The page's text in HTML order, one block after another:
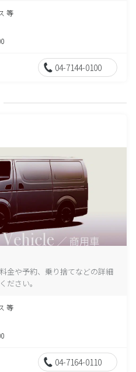
等
04-7144-0100
金や予約、乗り捨てなどの詳細
ださい。
等
04-7164-0110